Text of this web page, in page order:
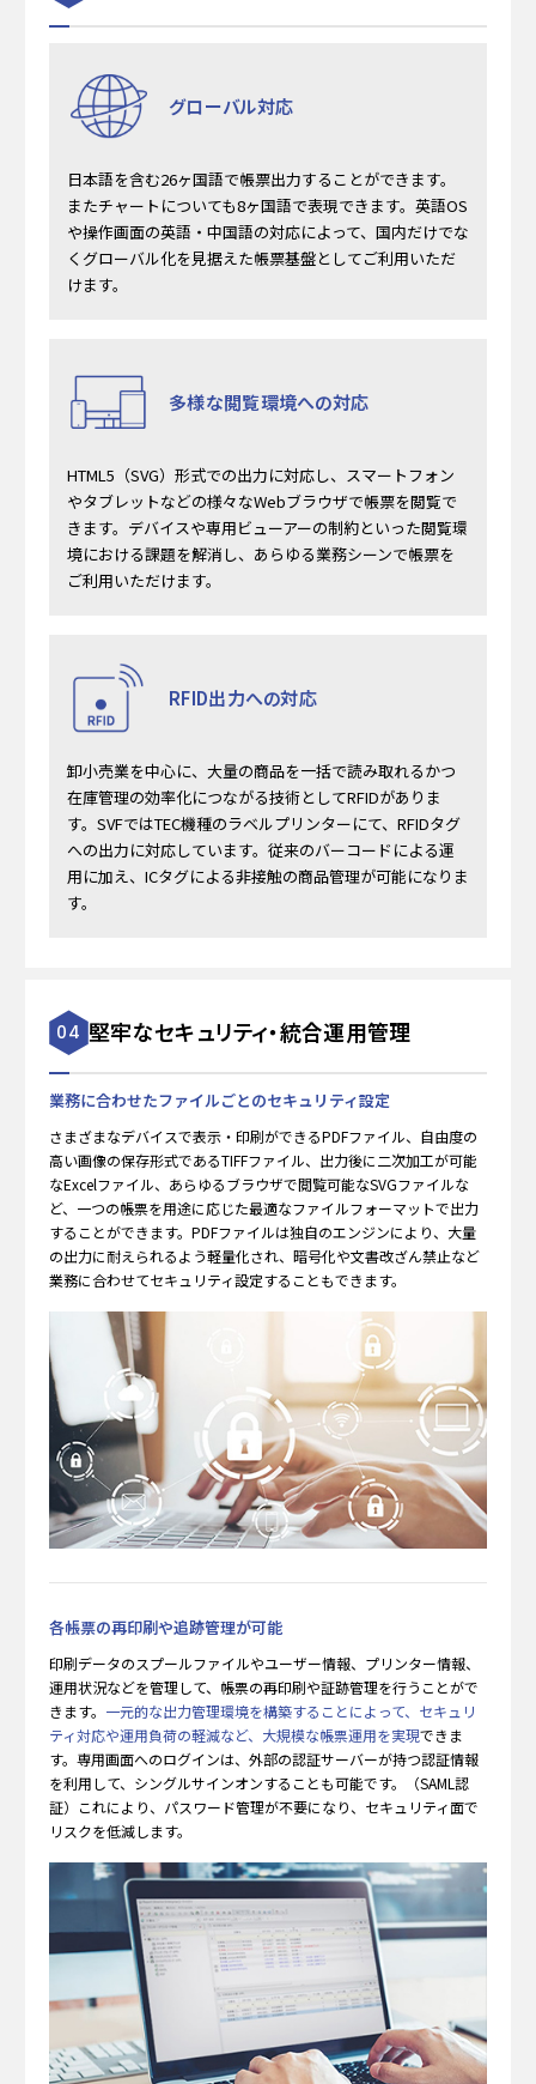
グローバル対応
日本語を含む26ヶ国語で帳票出力することができます。
またチャートについても8ヶ国語で表現できます。英語OS
や操作画面の英語・中国語の対応によって、国内だけでな
くグローバル化を見据えた帳票基盤としてご利用いただ
けます。
多様な閲覧環境への対応
HTML5（SVG）形式での出力に対応し、スマートフォン
やタブレットなどの様々なWebブラウザで帳票を閲覧で
きます。デバイスや専用ビューアーの制約といった閲覧環
境における課題を解消し、あらゆる業務シーンで帳票を
ご利用いただけます。
RFID出力への対応
卸小売業を中心に、大量の商品を一括で読み取れるかつ
在庫管理の効率化につながる技術としてRFIDがありま
す。SVFではTEC機種のラベルプリンターにて、RFIDタグ
への出力に対応しています。従来のバーコードによる運
用に加え、ICタグによる非接触の商品管理が可能になりま
す。
04 堅牢なセキュリティ・統合運用管理
業務に合わせたファイルごとのセキュリティ設定
さまざまなデバイスで表示・印刷ができるPDFファイル、自由度の
高い画像の保存形式であるTIFFファイル、出力後に二次加工が可能
なExcelファイル、あらゆるブラウザで閲覧可能なSVGファイルな
ど、一つの帳票を用途に応じた最適なファイルフォーマットで出力
することができます。PDFファイルは独自のエンジンにより、大量
の出力に耐えられるよう軽量化され、暗号化や文書改ざん禁止など
業務に合わせてセキュリティ設定することもできます。
各帳票の再印刷や追跡管理が可能
印刷データのスプールファイルやユーザー情報、プリンター情報、
運用状況などを管理して、帳票の再印刷や証跡管理を行うことがで
きます。 一元的な出力管理環境を構築することによって、セキュリ
ティ対応や運用負荷の軽減など、大規模な帳票運用を実現できま
す。専用画面へのログインは、外部の認証サーバーが持つ認証情報
を利用して、シングルサインオンすることも可能です。（SAML認
証）これにより、パスワード管理が不要になり、セキュリティ面で
リスクを低減します。